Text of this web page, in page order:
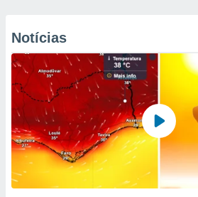
Notícias